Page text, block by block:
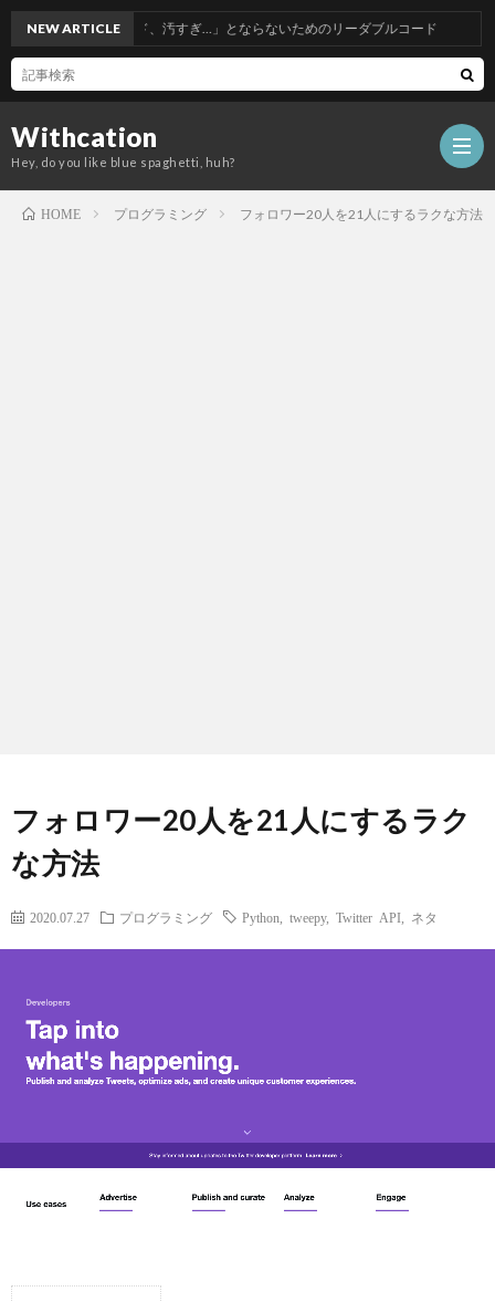
Withcation
Hey, do you like blue spaghetti, huh?
NEW ARTICLE
のPythonコード、汚すぎ…」とならないためのリーダブルコード
HOME プログラミング フォロワー20人を21人にするラクな方法
フォロワー20人を21人にするラク
な方法
2020.07.27 プログラミング Python tweepy, Twitter API ネタ